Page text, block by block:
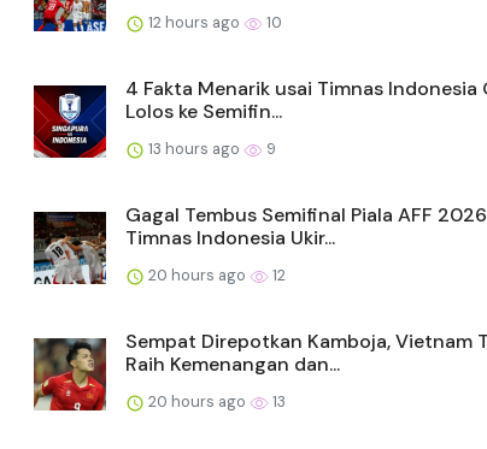
12 hours ago 10
4 Fakta Menarik usai Timnas Indonesia
Lolos ke Semifin...
13 hours ago 9
Gagal Tembus Semifinal Piala AFF
Timnas Indonesia Ukir...
20 hours ago 12
Sempat Direpotkan Kamboja, Vietnam
Raih Kemenangan dan...
20 hours ago 13